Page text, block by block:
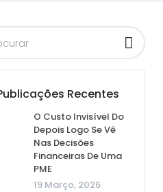
Recentes
O Custo Invisível Do
Depois Logo Se Vê
Nas Decisões
Financeiras De Uma
PME
19 Março, 2026